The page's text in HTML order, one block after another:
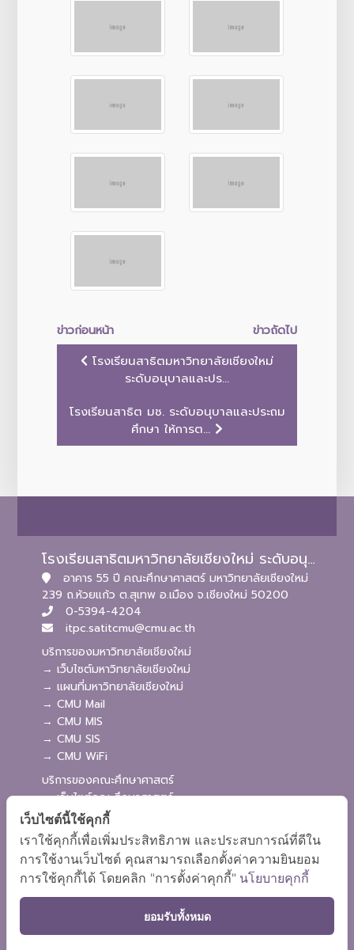
ข่าวก่อนหน้า
ข่าวถัดไป
โรงเรียนสาธิตมหาวิทยาลัยเชียงใหม่
ระดับอนุบาลและปร...
โรงเรียนสาธิต มช. ระดับอนุบาลและประถม
ศึกษา ให้การต...
โรงเรียนสาธิตมหาวิทยาลัยเชียงใหม่ ระดับอนุบาลและประถมศึกษา
อาคาร 55 ปี คณะศึกษาศาสตร์ มหาวิทยาลัยเชียงใหม่
239 ถ.ห้วยแก้ว ต.สุเทพ อ.เมือง จ.เชียงใหม่ 50200
0-5394-4204
itpc.satitcmu@cmu.ac.th
บริการของมหาวิทยาลัยเชียงใหม่
→ เว็บไซต์มหาวิทยาลัยเชียงใหม่
→ แผนที่มหาวิทยาลัยเชียงใหม่
→ CMU Mail
→ CMU MIS
→ CMU SIS
→ CMU WiFi
บริการของคณะศึกษาศาสตร์
→ เว็บไซต์คณะศึกษาศาสตร์
→ ระบบจัดการเว็บไซต์
→ ระบบ Admission
→ EDU MIS
→ EDU SIS
เว็บไซต์นี้ใช้คุกกี้
เราใช้คุกกี้เพื่อเพิ่มประสิทธิภาพ และประสบการณ์ที่ดีใน
การใช้งานเว็บไซต์ คุณสามารถเลือกตั้งค่าความยินยอม
การใช้คุกกี้ได้ โดยคลิก "การตั้งค่าคุกกี้" นโยบายคุกกี้
ยอมรับทั้งหมด